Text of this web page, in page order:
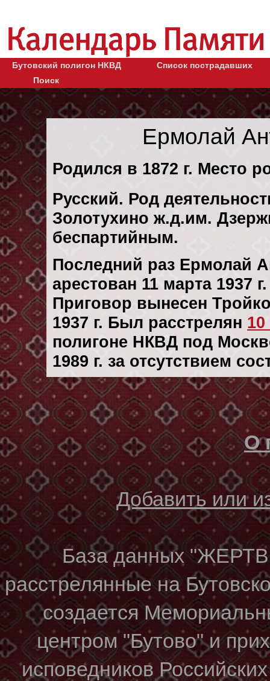
Бутовский полигон НКВД
Список пострадавших
Поиск
Ермолай
Родился в 1872 г. Место
Русский. Род
Золотухино ж.д.им.
беспартийным.
Последний раз Ермолай
арестован 11 марта 1937 г.
Приговор вынесен
1937 г. Был расстрелян 10
полигоне НКВД под
1989 г. за отсутствием
О
Добавить или
База данных
расстрелянные на
создается
центром "Бутово" и
исповедников